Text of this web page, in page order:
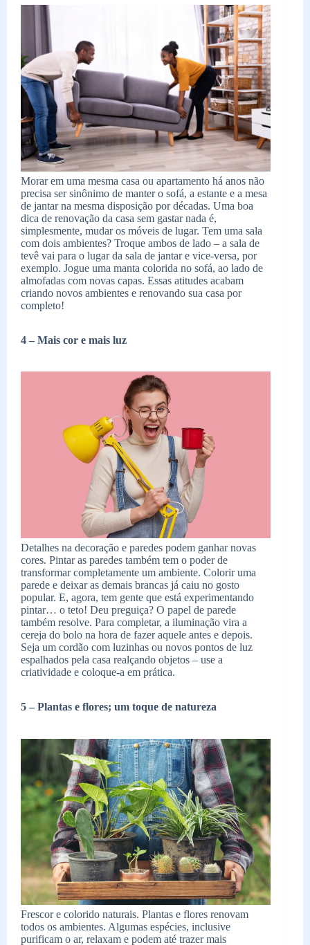
Morar em uma mesma casa ou apartamento há anos não
precisa ser sinônimo de manter o sofá, a estante e a mesa
de jantar na mesma disposição por décadas. Uma boa
dica de renovação da casa sem gastar nada é,
simplesmente, mudar os móveis de lugar. Tem uma sala
com dois ambientes? Troque ambos de lado – a sala de
tevê vai para o lugar da sala de jantar e vice-versa, por
exemplo. Jogue uma manta colorida no sofá, ao lado de
almofadas com novas capas. Essas atitudes acabam
criando novos ambientes e renovando sua casa por
completo!
4 – Mais cor e mais luz
Detalhes na decoração e paredes podem ganhar novas
cores. Pintar as paredes também tem o poder de
transformar completamente um ambiente. Colorir uma
parede e deixar as demais brancas já caiu no gosto
popular. E, agora, tem gente que está experimentando
pintar… o teto! Deu preguiça? O papel de parede
também resolve. Para completar, a iluminação vira a
cereja do bolo na hora de fazer aquele antes e depois.
Seja um cordão com luzinhas ou novos pontos de luz
espalhados pela casa realçando objetos – use a
criatividade e coloque-a em prática.
5 – Plantas e flores; um toque de natureza
Frescor e colorido naturais. Plantas e flores renovam
todos os ambientes. Algumas espécies, inclusive
purificam o ar, relaxam e podem até trazer mais